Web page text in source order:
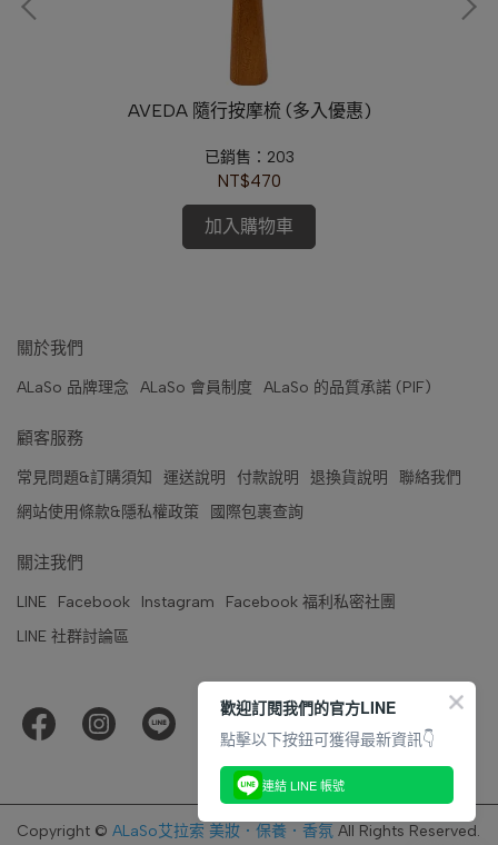
AVEDA 隨行按摩梳 (多入優惠)
已銷售：203
NT$470
加入購物車
關於我們
ALaSo 品牌理念 ALaSo 會員制度 ALaSo 的品質承諾 (PIF)
顧客服務
常見問題&訂購須知 運送說明 付款說明 退換貨說明
聯絡我們
網站使用條款&隱私權政策
國際包裹查詢
關注我們
LINE Facebook Instagram
Facebook 福利私密社團
LINE 社群討論區
Copyright © ALaSo艾拉索 美妝．保養．香氛 All Rights Reserved.
歡迎訂閱我們的官方LINE
點擊以下按鈕可獲得最新資訊👇
連結 LINE 帳號